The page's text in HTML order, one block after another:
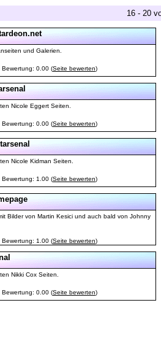
16 - 20
und Galerien.
Bewertung: 0.00 (Seite bewerten)
Nicole Eggert Seiten.
Bewertung: 0.00 (Seite bewerten)
Nicole Kidman Seiten.
Bewertung: 1.00 (Seite bewerten)
Bilder von Martin Kesici und auch bald von Johnny
Bewertung: 1.00 (Seite bewerten)
Nikki Cox Seiten.
Bewertung: 0.00 (Seite bewerten)